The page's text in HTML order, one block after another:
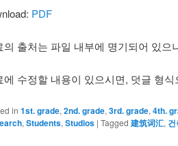
PDF
의 출처는 파일 내부에 명기되어 있으
에 수정할 내용이 있으시면, 덧글 형
in 1st. grade, 2nd. grade, 3rd. grade, 4th.
, Students, Studios | Tagged 建筑词汇,